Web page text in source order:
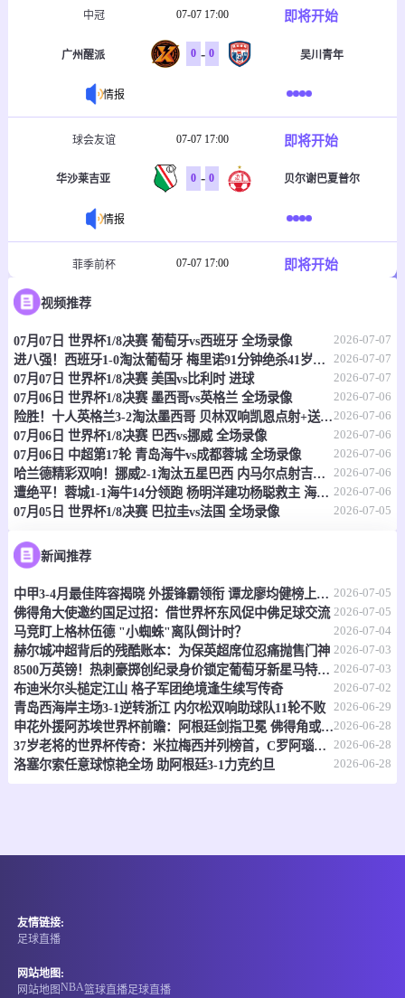
中冠 07-07 17:00 即将开始
广州醒派 0 - 0 吴川青年
情报
球会友谊 07-07 17:00 即将开始
华沙莱吉亚 0 - 0 贝尔谢巴夏普尔
情报
菲季前杯 07-07 17:00 即将开始
塔玛劳斯
情报
澳首超 07-07 17:30 即将开始
莫纳洛黑豹 0 - 0 昆比亚城市
情报
澳昆超 07-07 17:30 即将开始
黄金海岸骑士
情报
澳昆超 07-07 17:30 即将开始
黄金海岸骑士 0 - 0 昆士兰狮队
情报
澳亚U23 07-07 17:30 即将开始
缅甸U20
视频推荐
07月07日 世界杯1/8决赛 葡萄牙vs西班牙 全场录像 2026-07-07
进八强！西班牙1-0淘汰葡萄牙 梅里诺91分钟绝杀41岁C罗最后一舞 2026-07-07
07月07日 世界杯1/8决赛 美国vs比利时 进球 2026-07-07
07月06日 世界杯1/8决赛 墨西哥vs英格兰 全场录像 2026-07-06
险胜！十人英格兰3-2淘汰墨西哥 贝林双响凯恩点射+送点宽萨直红 2026-07-06
07月06日 世界杯1/8决赛 巴西vs挪威 全场录像 2026-07-06
07月06日 中超第17轮 青岛海牛vs成都蓉城 全场录像 2026-07-06
哈兰德精彩双响！挪威2-1淘汰五星巴西 内马尔点射吉马良斯失点 2026-07-06
遭绝平！蓉城1-1海牛14分领跑 杨明洋建功杨聪救主 海牛仍倒数第3 2026-07-06
07月05日 世界杯1/8决赛 巴拉圭vs法国 全场录像 2026-07-05
新闻推荐
中甲3-4月最佳阵容揭晓 外援锋霸领衔 谭龙廖均健榜上有名 2026-07-05
佛得角大使邀约国足过招：借世界杯东风促中佛足球交流 2026-07-05
马竞盯上格林伍德 "小蜘蛛"离队倒计时？ 2026-07-04
赫尔城冲超背后的残酷账本：为保英超席位忍痛抛售门神 2026-07-03
8500万英镑！热刺豪掷创纪录身价锁定葡萄牙新星马特乌斯 2026-07-03
布迪米尔头槌定江山 格子军团绝境逢生续写传奇 2026-07-02
青岛西海岸主场3-1逆转浙江 内尔松双响助球队11轮不败 2026-06-29
申花外援阿苏埃世界杯前瞻：阿根廷剑指卫冕 佛得角或成黑马2026-06-28
37岁老将的世界杯传奇：米拉梅西并列榜首，C罗阿瑙紧随其后 2026-06-28
洛塞尔索任意球惊艳全场 助阿根廷3-1力克约旦 2026-06-28
友情链接:
足球直播
网站地图:
网站地图NBA篮球直播足球直播